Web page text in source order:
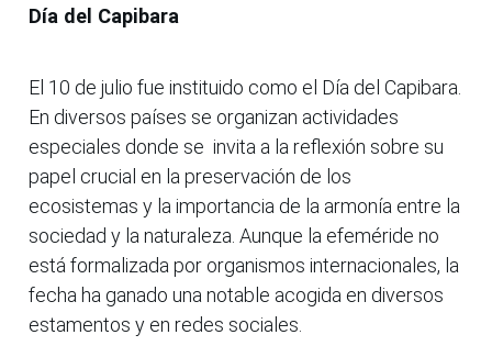
Día del Capibara
El 10 de julio fue instituido como el Día del Capibara.
En diversos países se organizan actividades
especiales donde se invita a la reflexión sobre su
papel crucial en la preservación de los
ecosistemas y la importancia de la armonía entre la
sociedad y la naturaleza. Aunque la efeméride no
está formalizada por organismos internacionales, la
fecha ha ganado una notable acogida en diversos
estamentos y en redes sociales.